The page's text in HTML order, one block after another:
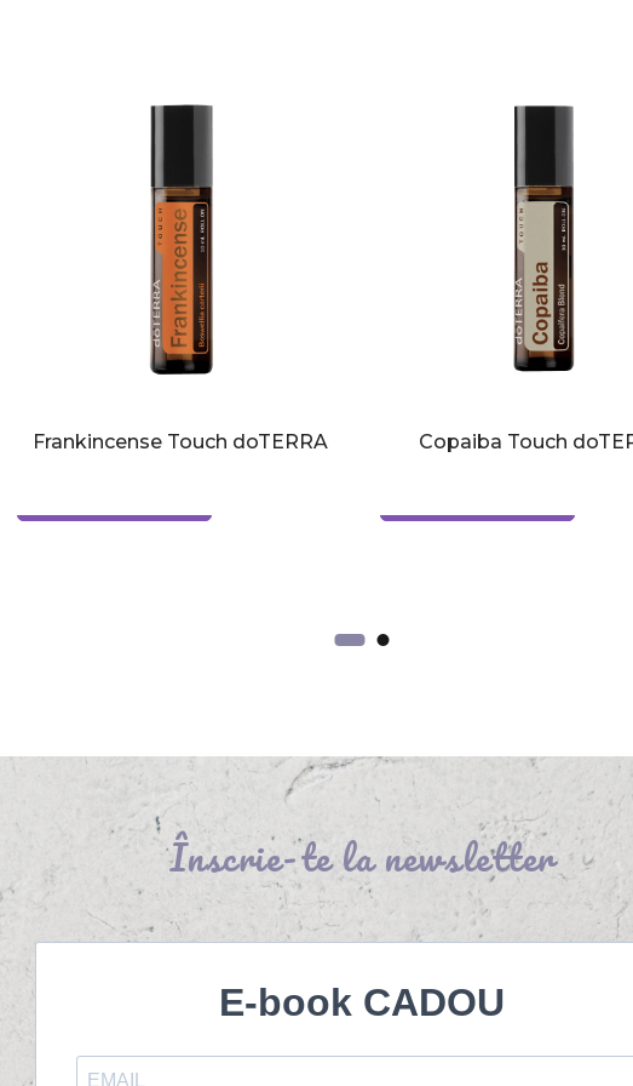
Frankincense Touch doTERRA Copaiba Touch
Înscrie-te la newsletter